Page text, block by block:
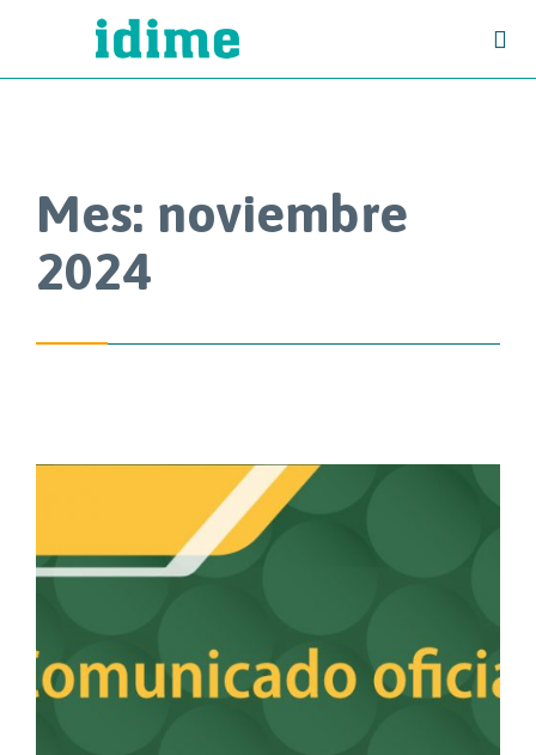

Mes: noviembre
2024